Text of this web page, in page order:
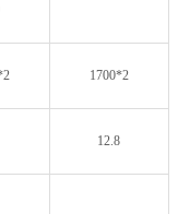
1700*2
12.8